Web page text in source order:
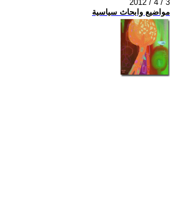
2012 / 4 / 3
مواضيع وابحاث سياسية